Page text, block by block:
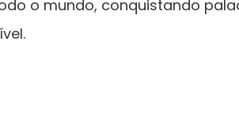
o mundo, conquistando